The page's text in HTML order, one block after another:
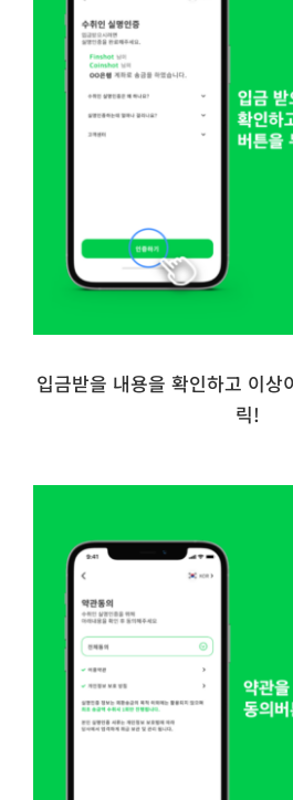
입금받을 내용을 확인하고 이상
릭!